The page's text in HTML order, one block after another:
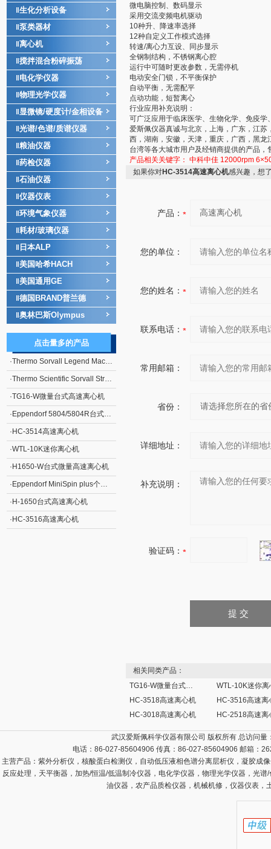
生化分析设备
泵类器材
离心机
搅拌混合粉碎振荡
电化学仪器
物理光学仪器
显微镜/硬度计/金相设备
光谱/色谱/质谱仪器
粮油仪器
药检仪器
石油仪器
仪器仪表
环境气象仪器
耗材/玻璃仪器
日本ALP
美国哈希HACH
美国通用GE
德国BRAND普兰德
奥林巴斯Olympus
点击量多的产品
·Thermo Sorvall Legend Mach 1.6/R台式离心机
·Thermo Scientific Sorvall Stratos连续流离心机
·TG16-W微量台式高速离心机
· Eppendorf 5804/5804R台式高速大容量离心机
· HC-3514高速离心机
·WTL-10K迷你离心机
· H1650-W台式微量高速离心机
· Eppendorf MiniSpin plus个人型高速离心机
· H-1650台式高速离心机
· HC-3516高速离心机
微电脑控制、数码显示
采用交流变频电机驱动
10种升、降速率选择
12种自定义工作模式选择
转速/离心力互设、同步显示
全钢制结构，不锈钢离心腔
运行中可随时更改参数，无需停机
电动安全门锁，不平衡保护
自动平衡，无需配平
点动功能，短暂离心
行业应用补充说明：
可广泛应用于临床医学、生物化学、免疫
爱斯佩仪器真诚与北京，上海，广东，江
西，湖南，安徽，天津，重庆，广西，黑
台湾等各大城市用户及经销商提供的产品，
产品相关关键字： 中科中佳 12000rpm
如果你对HC-3514高速离心机感兴趣，想
产品：
您的单位：
您的姓名：
联系电话：
常用邮箱：
省份：
详细地址：
补充说明：
验证码：
相关同类产品：
TG16-W微量台式高速离心机
WTL-10K迷你离
HC-3518高速离心机
HC-3516高速离
HC-3018高速离心机
HC-2518高速离
武汉爱斯佩科学仪器有限公司 版权所有 总访问量
电话：86-027-85604906 传真：86-027-85604906 邮箱：
主营产品： 紫外分析仪，核酸蛋白检测仪，自动低压液相色谱分离层析仪，凝胶成
反应处理，天平衡器，加热/恒温/低温制冷仪器，电化学仪器，物理光学仪器，光
油仪器，农产品质检仪器，机械机修，仪器仪表，